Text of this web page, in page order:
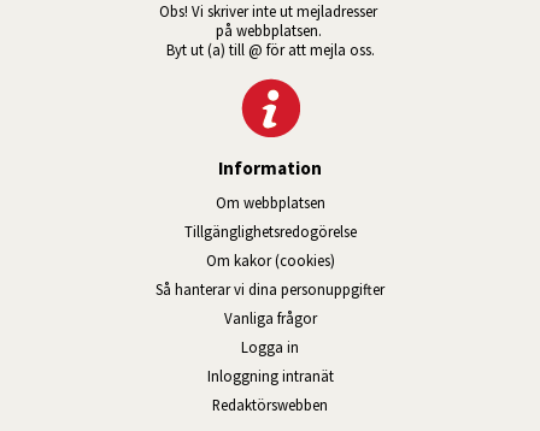
Obs! Vi skriver inte ut mejladresser
på webbplatsen.
Byt ut (a) till @ för att mejla oss.
Information
Om webbplatsen
Tillgänglig­hets­redo­görelse
Om kakor (cookies)
Så hanterar vi dina personuppgifter
Vanliga frågor
Logga in
Inloggning intranätÖppnas i nytt fönster.
Redaktörswebben